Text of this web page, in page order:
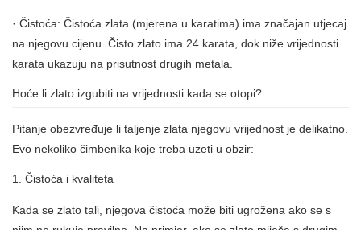
· Čistoća: Čistoća zlata (mjerena u karatima) ima značajan utjecaj
na njegovu cijenu. Čisto zlato ima 24 karata, dok niže vrijednosti
karata ukazuju na prisutnost drugih metala.
Hoće li zlato izgubiti na vrijednosti kada se otopi?
Pitanje obezvređuje li taljenje zlata njegovu vrijednost je delikatno.
Evo nekoliko čimbenika koje treba uzeti u obzir:
1. Čistoća i kvaliteta
Kada se zlato tali, njegova čistoća može biti ugrožena ako se s